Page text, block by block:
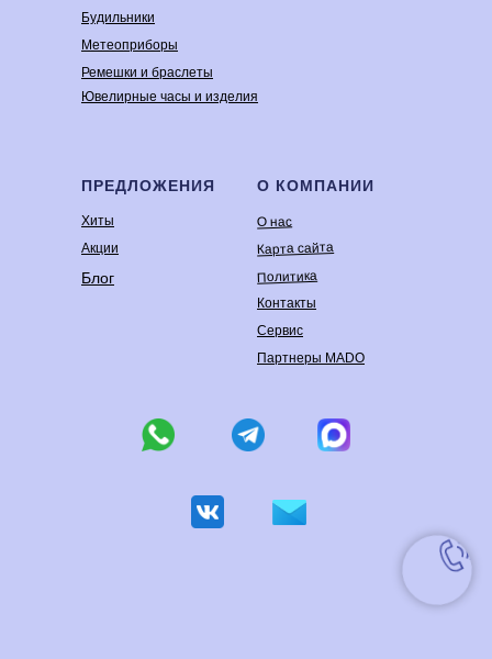
Будильники
Метеоприборы
Ремешки и браслеты
Ювелирные часы и изделия
ПРЕДЛОЖЕНИЯ
Хиты
Акции
Блог
О КОМПАНИИ
О нас
Карта сайта
Политика
Контакты
Сервис
Партнеры MADO